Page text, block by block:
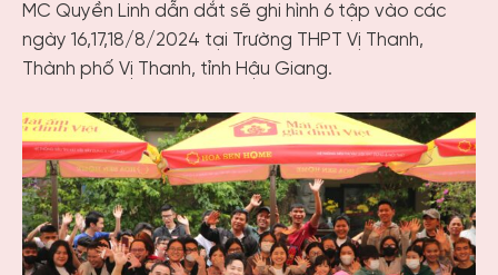
MC Quyền Linh dẫn dắt sẽ ghi hình 6 tập vào các
ngày 16,17,18/8/2024 tại Trường THPT Vị Thanh,
Thành phố Vị Thanh, tỉnh Hậu Giang.